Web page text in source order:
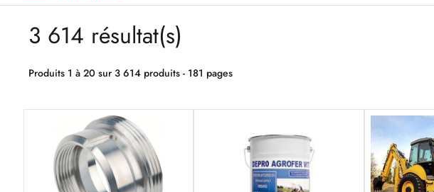
Vendanges
Hygiène
EPI
Emballage
3 614 résultat(s)
Produits 1 à 20 sur 3 614 produits - 181 pages